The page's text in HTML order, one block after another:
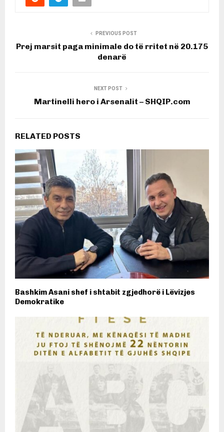
PREVIOUS POST
Prej marsit paga minimale do të rritet në 20.175
denarë
NEXT POST
Martinelli hero i Arsenalit – SHQIP.com
RELATED POSTS
Bashkim Asani shef i shtabit zgjedhorë i Lëvizjes
Demokratike